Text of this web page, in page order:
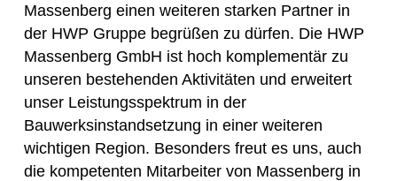
Massenberg einen weiteren starken Partner in
der HWP Gruppe begrüßen zu dürfen. Die HWP
Massenberg GmbH ist hoch komplementär zu
unseren bestehenden Aktivitäten und erweitert
unser Leistungsspektrum in der
Bauwerksinstandsetzung in einer weiteren
wichtigen Region. Besonders freut es uns, auch
die kompetenten Mitarbeiter von Massenberg in